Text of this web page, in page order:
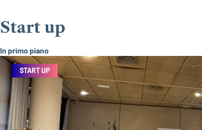
Start up
In primo piano
START UP